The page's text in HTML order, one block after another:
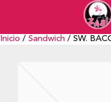
Inicio / Sandwich / SW.